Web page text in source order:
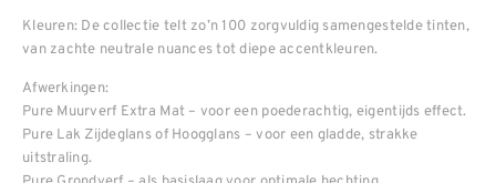
Kleuren: De collectie telt zo’n 100 zorgvuldig samengestelde tinten,
van zachte neutrale nuances tot diepe accentkleuren.
Afwerkingen:
Pure Muurverf Extra Mat – voor een poederachtig, eigentijds effect.
Pure Lak Zijdeglans of Hoogglans – voor een gladde, strakke
uitstraling.